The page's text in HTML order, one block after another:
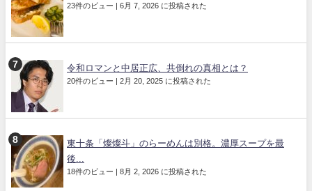
23件のビュー | 6月 7, 2026 に投稿された
令和ロマンと中居正広、共倒れの真相とは？
20件のビュー | 2月 20, 2025 に投稿された
東十条「燦燦斗」のらーめんは別格。濃厚スープを最
後...
18件のビュー | 8月 2, 2026 に投稿された